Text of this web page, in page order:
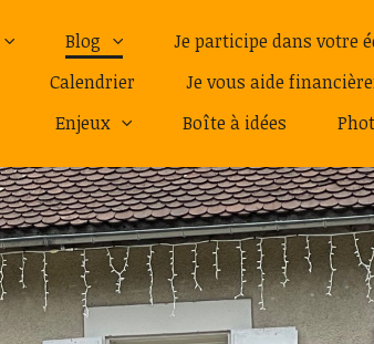
Blog
Je participe dans votre
Calendrier
Je vous aide
Enjeux
Boîte à idées